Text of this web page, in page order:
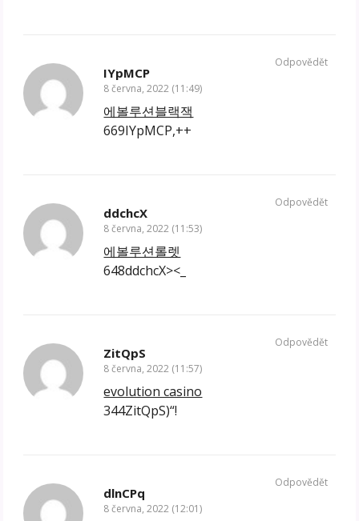
IYpMCP
8 června, 2022 (11:49)
에볼루션블랙잭
669IYpMCP,++
Odpovědět
ddchcX
8 června, 2022 (11:53)
에볼루션롤렛
648ddchcX><_
Odpovědět
ZitQpS
8 června, 2022 (11:57)
evolution casino
344ZitQpS)“!
Odpovědět
dlnCPq
8 června, 2022 (12:01)
Odpovědět